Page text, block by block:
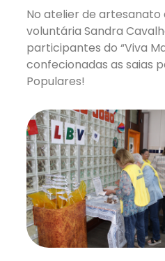
No atelier de artesanato
voluntária Sandra
participantes do “Viva
confecionadas as saias
Populares!